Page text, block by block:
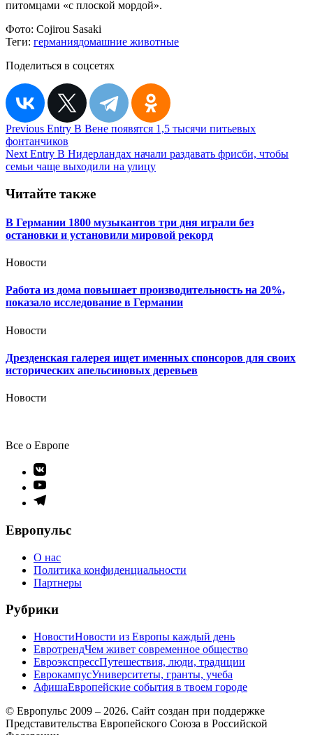
питомцами «с плоской мордой».
Фото: Cojirou Sasaki
Теги: германиядомашние животные
Поделиться в соцсетях
Навигация
по
записям
Previous Entry В Вене появятся 1,5 тысячи питьевых
фонтанчиков
Next Entry В Нидерландах начали раздавать фрисби, чтобы
семьи чаще выходили на улицу
Читайте также
В Германии 1800 музыкантов три дня играли без
остановки и установили мировой рекорд
Новости
Работа из дома повышает производительность на 20%,
показало исследование в Германии
Новости
Дрезденская галерея ищет именных спонсоров для своих
исторических апельсиновых деревьев
Новости
Все о Европе
Элемент
меню
Элемент
меню
Элемент
Европульс
О нас
Политика конфиденциальности
Партнеры
Рубрики
НовостиНовости из Европы каждый день
ЕвротрендЧем живет современное общество
ЕвроэкспрессПутешествия, люди, традиции
ЕврокампусУниверситеты, гранты, учеба
АфишаЕвропейские события в твоем городе
© Европульс 2009 – 2026. Сайт создан при поддержке
Представительства Европейского Союза в Российской